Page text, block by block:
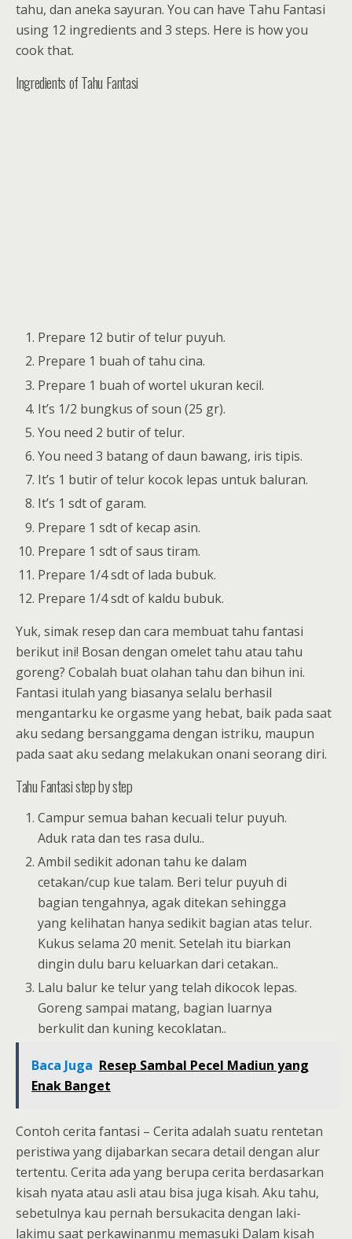
tahu, dan aneka sayuran. You can have Tahu Fantasi
using 12 ingredients and 3 steps. Here is how you
cook that.
Ingredients of Tahu Fantasi
Prepare 12 butir of telur puyuh.
Prepare 1 buah of tahu cina.
Prepare 1 buah of wortel ukuran kecil.
It’s 1/2 bungkus of soun (25 gr).
You need 2 butir of telur.
You need 3 batang of daun bawang, iris tipis.
It’s 1 butir of telur kocok lepas untuk baluran.
It’s 1 sdt of garam.
Prepare 1 sdt of kecap asin.
Prepare 1 sdt of saus tiram.
Prepare 1/4 sdt of lada bubuk.
Prepare 1/4 sdt of kaldu bubuk.
Yuk, simak resep dan cara membuat tahu fantasi
berikut ini! Bosan dengan omelet tahu atau tahu
goreng? Cobalah buat olahan tahu dan bihun ini.
Fantasi itulah yang biasanya selalu berhasil
mengantarku ke orgasme yang hebat, baik pada saat
aku sedang bersanggama dengan istriku, maupun
pada saat aku sedang melakukan onani seorang diri.
Tahu Fantasi step by step
Campur semua bahan kecuali telur puyuh.
Aduk rata dan tes rasa dulu..
Ambil sedikit adonan tahu ke dalam
cetakan/cup kue talam. Beri telur puyuh di
bagian tengahnya, agak ditekan sehingga
yang kelihatan hanya sedikit bagian atas telur.
Kukus selama 20 menit. Setelah itu biarkan
dingin dulu baru keluarkan dari cetakan..
Lalu balur ke telur yang telah dikocok lepas.
Goreng sampai matang, bagian luarnya
berkulit dan kuning kecoklatan..
Baca Juga Resep Sambal Pecel Madiun yang
Enak Banget
Contoh cerita fantasi – Cerita adalah suatu rentetan
peristiwa yang dijabarkan secara detail dengan alur
tertentu. Cerita ada yang berupa cerita berdasarkan
kisah nyata atau asli atau bisa juga kisah. Aku tahu,
sebetulnya kau pernah bersukacita dengan laki-
lakimu saat perkawinanmu memasuki Dalam kisah